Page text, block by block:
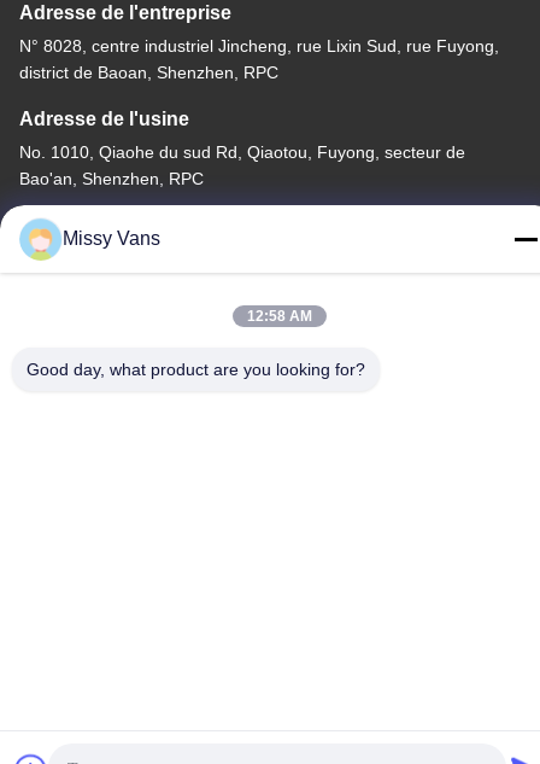
Adresse de l'entreprise
N° 8028, centre industriel Jincheng, rue Lixin Sud, rue Fuyong,
district de Baoan, Shenzhen, RPC
Adresse de l'usine
No. 1010, Qiaohe du sud Rd, Qiaotou, Fuyong, secteur de
Bao'an, Shenzhen, RPC
Télégramme
+86-185-7643-6547
Missy Vans
12:58 AM
Good day, what product are you looking for?